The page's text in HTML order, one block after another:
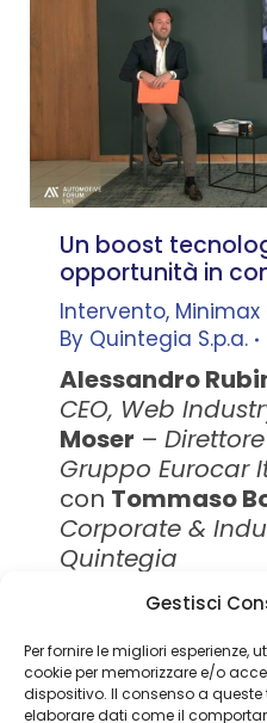
Gestisci
Per fornire le migliori esperienze,
cookie per memorizzare e/o
dispositivo. Il consenso a
elaborare dati come il
Un boost
opportunità in
Intervento,
By Quintegia S.p.a.
Alessandro
CEO, Web
Moser –
Gruppo Eurocar
con Tommaso
Corporate &
Quintegia
Quintegia
Soggetta a Direzione e
C.F.